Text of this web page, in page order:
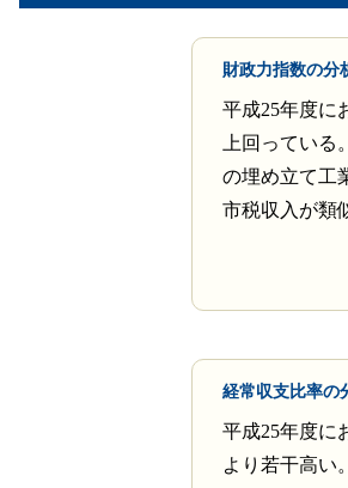
財政力指数の分
平成25年度に
上回ってい
の埋め立て工
市税収入が類
経常収支比率の
平成25年度に
より若干高い